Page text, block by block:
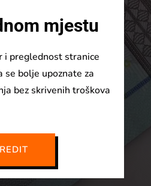
mjestu
i preglednost stranice
se bolje upoznate za
bez skrivenih troškova